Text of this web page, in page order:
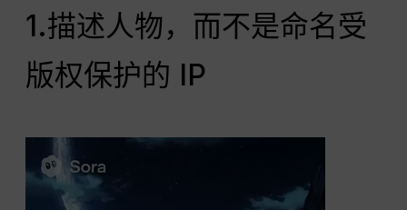
1.描述人物，而不是命名受
版权保护的 IP